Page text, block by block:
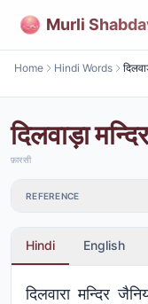
Murli
Home Hindi Words
दिलवाड़ा मन्दिर
फ़ारसी
REFERENCE
Hindi English
दिलवारा मन्दिर